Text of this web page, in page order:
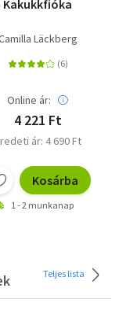
Kakukkfióka
Läckberg
Online ár:
4 221 Ft
ár: 4 690 Ft
Kosárba
1 - 2 munkanap
Teljes lista